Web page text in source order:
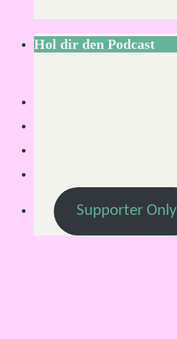
Hol dir den Podcast
Supporter Only